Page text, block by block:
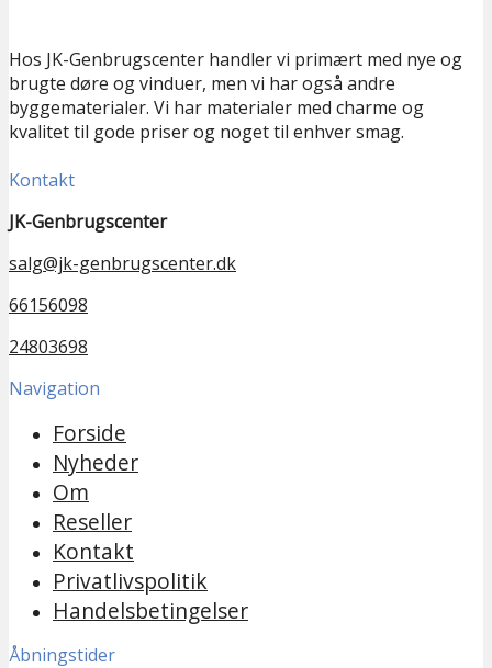
Hos JK-Genbrugscenter handler vi primært med nye og
brugte døre og vinduer, men vi har også andre
byggematerialer. Vi har materialer med charme og
kvalitet til gode priser og noget til enhver smag.
Kontakt
JK-Genbrugscenter
salg@jk-genbrugscenter.dk
66156098
24803698
Navigation
Forside
Nyheder
Om
Reseller
Kontakt
Privatlivspolitik
Handelsbetingelser
Åbningstider